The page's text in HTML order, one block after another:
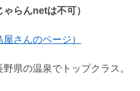
らんnetは不可）
さんのページ）
野県の温泉でトップクラス。